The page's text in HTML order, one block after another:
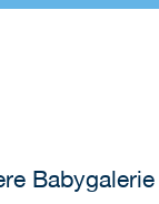
Babygalerie